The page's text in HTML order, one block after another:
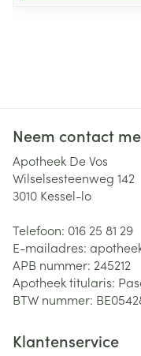
Neem contact
Apotheek De Vos
Wilselsesteenweg 142
3010 Kessel-lo
Telefoon: 016 25 81 29
E-mailadres:
APB nummer: 245212
Apotheek titularis:
BTW nummer:
Klantenservice